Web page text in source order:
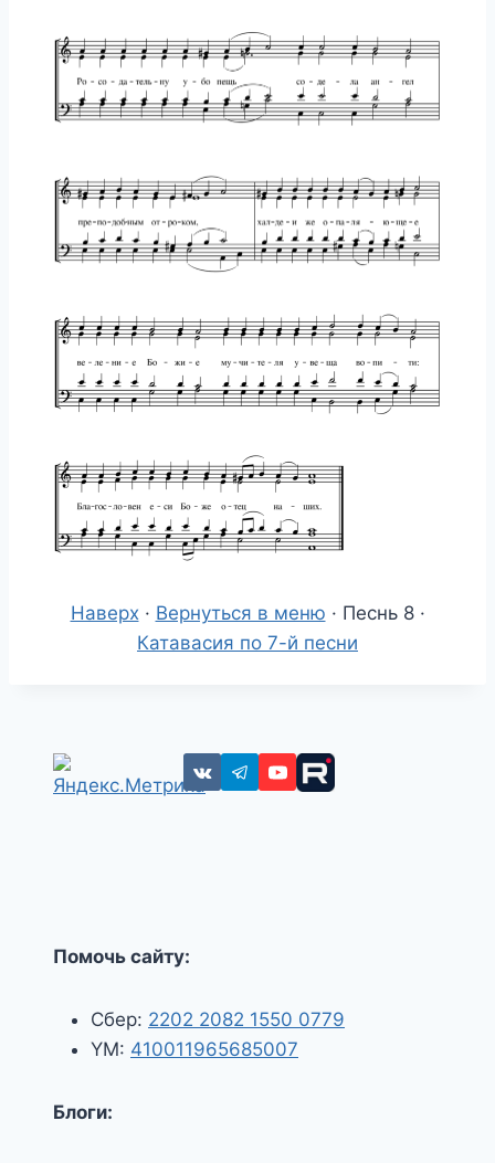
Наверх· Вернуться в меню · Песнь 8 ·
Катавасия по 7-й песни
Помочь сайту:
Сбер: 2202 2082 1550 0779
YM: 410011965685007
Блоги: